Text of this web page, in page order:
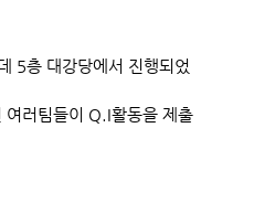
5층 대강당에서 진행되었
여러팀들이 Q.I활동을 제출